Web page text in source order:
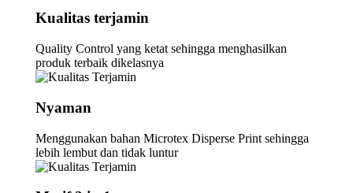
Kualitas terjamin
Quality Control yang ketat sehingga menghasilkan
produk terbaik dikelasnya
Nyaman
Menggunakan bahan Microtex Disperse Print sehingga
lebih lembut dan tidak luntur